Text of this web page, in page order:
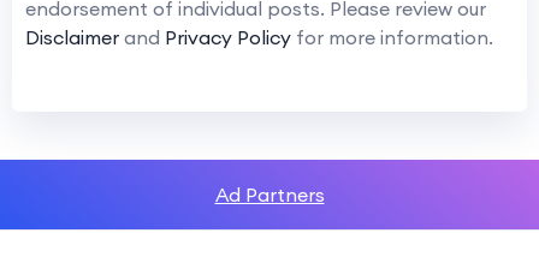
endorsement of individual posts. Please review our
Disclaimer and Privacy Policy for more information.
Ad Partners